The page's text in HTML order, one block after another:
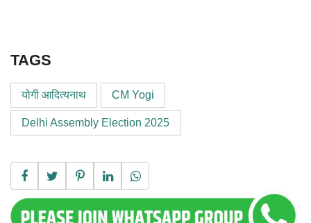
TAGS
योगी आदित्यनाथ CM Yogi
Delhi Assembly Election 2025